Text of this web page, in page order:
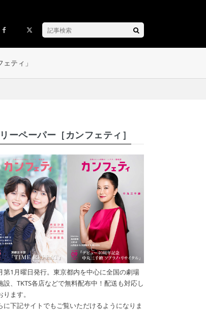
ティ」
ーペーパー［カンフェティ］
第1月曜日発行。東京都内を中心に全国の劇場
設、TKTS各店などで無料配布中！配送も対応し
ります。
に下記サイトでもご覧いただけるようになりま